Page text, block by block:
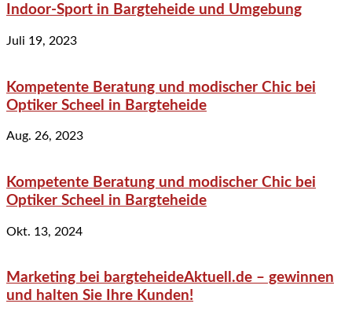
Indoor-Sport in Bargteheide und Umgebung
Juli 19, 2023
Kompetente Beratung und modischer Chic bei
Optiker Scheel in Bargteheide
Aug. 26, 2023
Kompetente Beratung und modischer Chic bei
Optiker Scheel in Bargteheide
Okt. 13, 2024
Marketing bei bargteheideAktuell.de – gewinnen
und halten Sie Ihre Kunden!